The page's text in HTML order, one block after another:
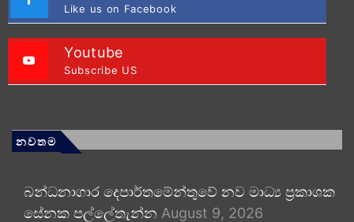
Like us on Facebook
Youtube
Subscribe US
නවතම
බන්ධනාගාර දෙපාර්තමේන්තුවේ නව මාධ්‍ය ප්‍රකාශක
සේනක පල්ලේතැන්න August 9, 2026